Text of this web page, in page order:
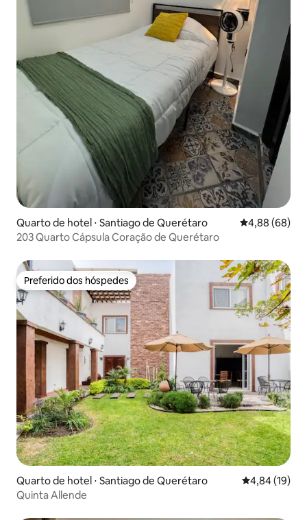
Quarto de hotel ⋅ Santiago de Querétaro 4,88 de uma
4,88 (68)
203 Quarto Cápsula Coração de Querétaro
Preferido dos hóspedes
Preferido dos hóspedes
Quarto de hotel ⋅ Santiago de Querétaro 4,84 de uma
4,84 (19)
Quinta Allende